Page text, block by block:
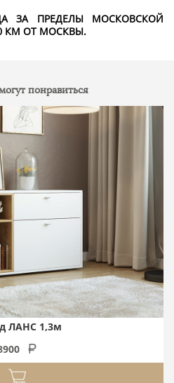
ЗА ПРЕДЕЛЫ МОСКОВСКОЙ
КМ ОТ МОСКВЫ.
понравиться
ЛАНС 1,3м